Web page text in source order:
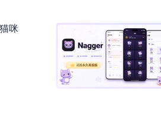
咪